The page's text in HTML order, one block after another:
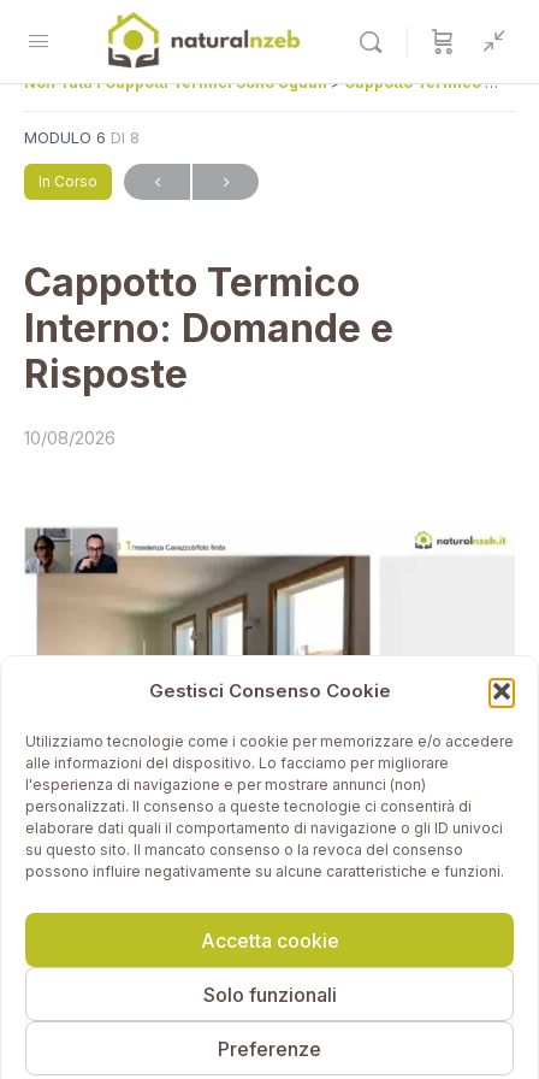
Gestisci Consenso Cookie
Utilizziamo tecnologie come i cookie per memorizzare e/o accedere
alle informazioni del dispositivo. Lo facciamo per migliorare
l'esperienza di navigazione e per mostrare annunci (non)
personalizzati. Il consenso a queste tecnologie ci consentirà di
elaborare dati quali il comportamento di navigazione o gli ID univoci
su questo sito. Il mancato consenso o la revoca del consenso
possono influire negativamente su alcune caratteristiche e funzioni.
Accetta cookie
Solo funzionali
Preferenze
Non Tutti i Cappotti Termici Sono Uguali Cappotto Termico Interno: Domande e Risposte
MODULO 6 DI 8
In Corso
Cappotto Termico
Interno: Domande e
Risposte
10/08/2026
Leggi il Programma del Corso Completo